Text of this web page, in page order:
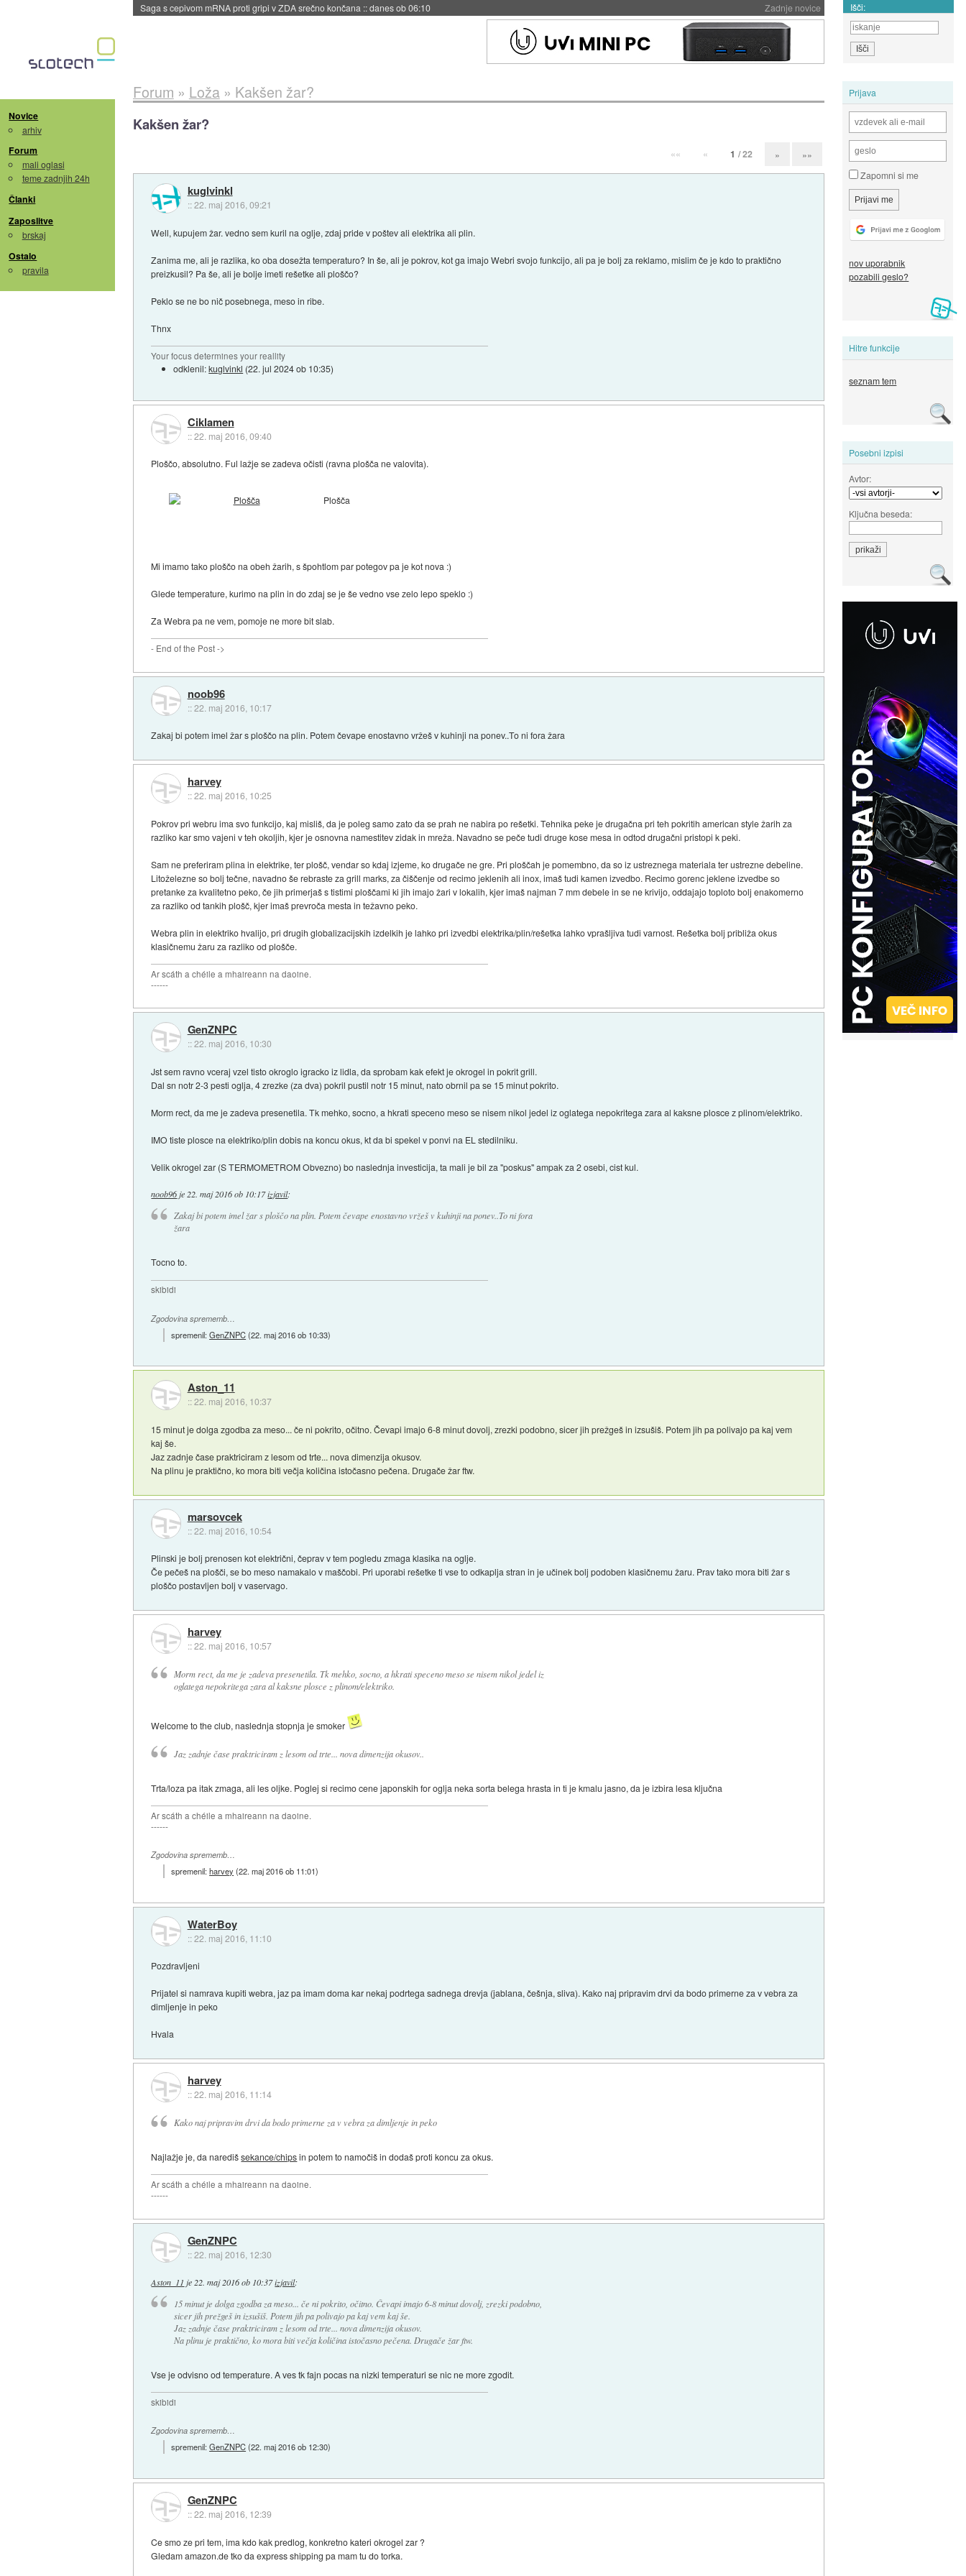
Zadnje novice
BMW v vozilih začel predvajati reklame::danes ob 06:09 Išči:
Novice
arhiv
Forum
mali oglasi
teme zadnjih 24h
Članki
Zaposlitve
brskaj
Ostalo
pravila
Prijava
Zapomni si me
nov uporabnik
pozabili geslo?
Hitre funkcije
seznam tem
Posebni izpisi
Avtor:
Ključna beseda:
Forum » Loža» Kakšen žar?
Kakšen žar?
«« « 1 / 22 » »»
kuglvinkl
::22. maj 2016, 09:21
Well, kupujem žar. vedno sem kuril na oglje, zdaj pride v poštev ali elektrika ali plin.
Zanima me, ali je razlika, ko oba dosežta temperaturo? In še, ali je pokrov, kot ga imajo Webri svojo funkcijo, ali pa je bolj za reklamo, mislim če je kdo to praktično
preizkusil? Pa še, ali je bolje imeti rešetke ali ploščo?
Peklo se ne bo nič posebnega, meso in ribe.
Thnx
Your focus determines your reallity
odklenil:kuglvinkl (22. jul 2024 ob 10:35)
Ciklamen
::22. maj 2016, 09:40
Ploščo, absolutno. Ful lažje se zadeva očisti (ravna plošča ne valovita).
Plošča
Mi imamo tako ploščo na obeh žarih, s špohtlom par potegov pa je kot nova :)
Glede temperature, kurimo na plin in do zdaj se je še vedno vse zelo lepo speklo :)
Za Webra pa ne vem, pomoje ne more bit slab.
- End of the Post ->
noob96
::22. maj 2016, 10:17
Zakaj bi potem imel žar s ploščo na plin. Potem čevape enostavno vržeš v kuhinji na ponev..To ni fora žara
harvey
::22. maj 2016, 10:25
Pokrov pri webru ima svo funkcijo, kaj misliš, da je poleg samo zato da se prah ne nabira po rešetki. Tehnika peke je drugačna pri teh pokritih american style žarih za
razliko kar smo vajeni v teh okoljih, kjer je osnovna namestitev zidak in mreža. Navadno se peče tudi druge kose mesa in odtod drugačni pristopi k peki.
Sam ne preferiram plina in elektrike, ter plošč, vendar so kdaj izjeme, ko drugače ne gre. Pri ploščah je pomembno, da so iz ustreznega materiala ter ustrezne debeline.
Litoželezne so bolj tečne, navadno še rebraste za grill marks, za čiščenje od recimo jeklenih ali inox, imaš tudi kamen izvedbo. Recimo gorenc jeklene izvedbe so
pretanke za kvalitetno peko, če jih primerjaš s tistimi ploščami ki jih imajo žari v lokalih, kjer imaš najman 7 mm debele in se ne krivijo, oddajajo toploto bolj enakomerno
za razliko od tankih plošč, kjer imaš prevroča mesta in težavno peko.
Webra plin in elektriko hvalijo, pri drugih globalizacijskih izdelkih je lahko pri izvedbi elektrika/plin/rešetka lahko vprašljiva tudi varnost. Rešetka bolj približa okus
klasičnemu žaru za razliko od plošče.
Ar scáth a chéile a mhaireann na daoine.
------
GenZNPC
::22. maj 2016, 10:30
Jst sem ravno vceraj vzel tisto okroglo igracko iz lidla, da sprobam kak efekt je okrogel in pokrit grill.
Dal sn notr 2-3 pesti oglja, 4 zrezke (za dva) pokril pustil notr 15 minut, nato obrnil pa se 15 minut pokrito.
Morm rect, da me je zadeva presenetila. Tk mehko, socno, a hkrati speceno meso se nisem nikol jedel iz oglatega nepokritega zara al kaksne plosce z plinom/elektriko.
IMO tiste plosce na elektriko/plin dobis na koncu okus, kt da bi spekel v ponvi na EL stedilniku.
Velik okrogel zar (S TERMOMETROM Obvezno) bo naslednja investicija, ta mali je bil za "poskus" ampak za 2 osebi, cist kul.
noob96 je 22. maj 2016 ob 10:17izjavil:
Zakaj bi potem imel žar s ploščo na plin. Potem čevape enostavno vržeš v kuhinji na ponev..To ni fora
žara
Tocno to.
skibidi
Zgodovina sprememb…
spremenil:GenZNPC(22. maj 2016 ob 10:33)
Aston_11
::22. maj 2016, 10:37
15 minut je dolga zgodba za meso... če ni pokrito, očitno. Čevapi imajo 6-8 minut dovolj, zrezki podobno, sicer jih prežgeš in izsušiš. Potem jih pa polivajo pa kaj vem
kaj še.
Jaz zadnje čase praktriciram z lesom od trte... nova dimenzija okusov.
Na plinu je praktično, ko mora biti večja količina istočasno pečena. Drugače žar ftw.
marsovcek
::22. maj 2016, 10:54
Plinski je bolj prenosen kot električni, čeprav v tem pogledu zmaga klasika na oglje.
Če pečeš na plošči, se bo meso namakalo v maščobi. Pri uporabi rešetke ti vse to odkaplja stran in je učinek bolj podoben klasičnemu žaru. Prav tako mora biti žar s
ploščo postavljen bolj v vaservago.
harvey
::22. maj 2016, 10:57
Morm rect, da me je zadeva presenetila. Tk mehko, socno, a hkrati speceno meso se nisem nikol jedel iz
oglatega nepokritega zara al kaksne plosce z plinom/elektriko.
Welcome to the club, naslednja stopnja je smoker
Jaz zadnje čase praktriciram z lesom od trte... nova dimenzija okusov..
Trta/loza pa itak zmaga, ali les oljke. Poglej si recimo cene japonskih for oglja neka sorta belega hrasta in ti je kmalu jasno, da je izbira lesa ključna
Ar scáth a chéile a mhaireann na daoine.
------
Zgodovina sprememb…
spremenil:harvey (22. maj 2016 ob 11:01)
WaterBoy
::22. maj 2016, 11:10
Pozdravljeni
Prijatel si namrava kupiti webra, jaz pa imam doma kar nekaj podrtega sadnega drevja (jablana, češnja, sliva). Kako naj pripravim drvi da bodo primerne za v vebra za
dimljenje in peko
Hvala
harvey
::22. maj 2016, 11:14
Kako naj pripravim drvi da bodo primerne za v vebra za dimljenje in peko
Najlažje je, da naredišsekance/chipsin potem to namočiš in dodaš proti koncu za okus.
Ar scáth a chéile a mhaireann na daoine.
------
GenZNPC
::22. maj 2016, 12:30
Aston_11 je 22. maj 2016 ob 10:37izjavil:
15 minut je dolga zgodba za meso... če ni pokrito, očitno. Čevapi imajo 6-8 minut dovolj, zrezki podobno,
sicer jih prežgeš in izsušiš. Potem jih pa polivajo pa kaj vem kaj še.
Jaz zadnje čase praktriciram z lesom od trte... nova dimenzija okusov.
Na plinu je praktično, ko mora biti večja količina istočasno pečena. Drugače žar ftw.
Vse je odvisno od temperature. A ves tk fajn pocas na nizki temperaturi se nic ne more zgodit.
skibidi
Zgodovina sprememb…
spremenil:GenZNPC(22. maj 2016 ob 12:30)
GenZNPC
::22. maj 2016, 12:39
Ce smo ze pri tem, ima kdo kak predlog, konkretno kateri okrogel zar ?
Gledam amazon.de tko da express shipping pa mam tu do torka.